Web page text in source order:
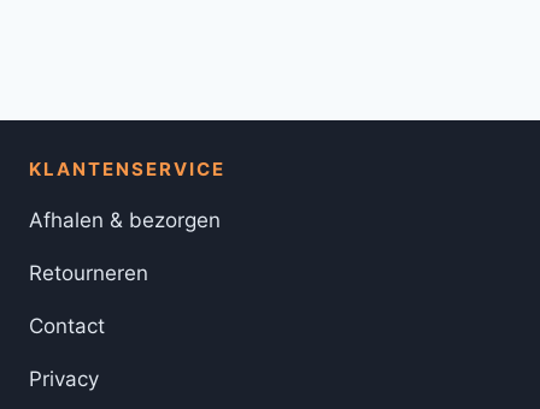
KLANTENSERVICE
Afhalen & bezorgen
Retourneren
Contact
Privacy